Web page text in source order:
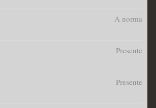
A norma
Presente
Presente